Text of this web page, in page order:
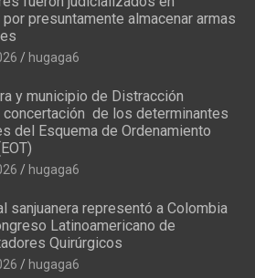
presuntamente almacenar armas
hugaga6
y municipio de Distracción
de los determinantes
del Esquema de Ordenamiento
hugaga6
sanjuanera representó a Colombia
Latinoamericano de
Quirúrgicos
hugaga6